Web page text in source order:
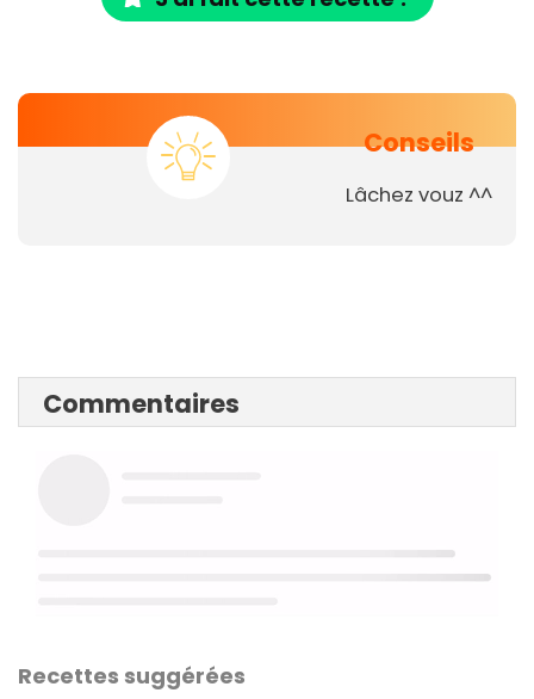
Conseils
Lâchez vouz ^^
Commentaires
Recettes suggérées